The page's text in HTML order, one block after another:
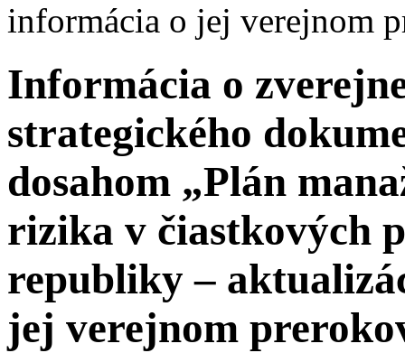
informácia o jej verejnom
Informácia o
strategického
dosahom „Plán
rizika v čiastkových
republiky –
jej verejnom